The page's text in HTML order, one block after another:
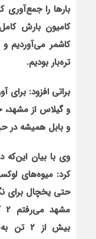
بارها را جمع‌آوری
کامیون بارش
کاشمر می‌آوردیم
تره‌بار بودیم.
براتی افزود: برای
و گیلاس از مشهد،
و بابل همیشه در
وی با بیان این‌که
کرد:میوه‌های
حتی یخچال برای
بیش